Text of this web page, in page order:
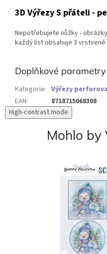
3D Výřezy S přáteli -
Nepotřebujete nůžky -
každý list obsahuje 3
Doplňkové parametry
Kategorie: Výřezy
EAN:
8718715068308
High-contrast mode
Mohlo by